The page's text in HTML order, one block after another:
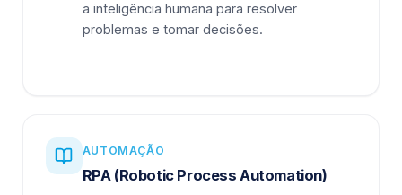
a inteligência humana para resolver
problemas e tomar decisões.
AUTOMAÇÃO
RPA (Robotic Process Automation)